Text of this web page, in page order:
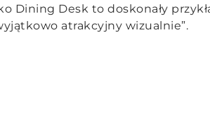
Dining Desk to doskonały
atrakcyjny wizualnie”.